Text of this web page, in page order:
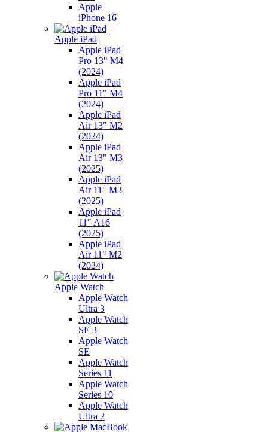
Apple
iPhone 16
Apple iPad
Apple iPad
Pro 13" M4
(2024)
Apple iPad
Pro 11" M4
(2024)
Apple iPad
Air 13" M2
(2024)
Apple iPad
Air 13" M3
(2025)
Apple iPad
Air 11" M3
(2025)
Apple iPad
11" A16
(2025)
Apple iPad
Air 11" M2
(2024)
Apple Watch
Apple Watch
Ultra 3
Apple Watch
SE 3
Apple Watch
SE
Apple Watch
Series 11
Apple Watch
Series 10
Apple Watch
Ultra 2